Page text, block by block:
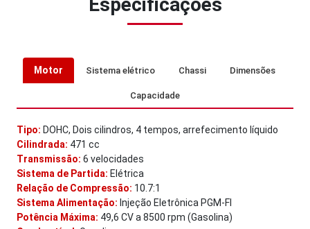
Especificações
Motor Sistema elétrico Chassi Dimensões
Capacidade
Tipo: DOHC, Dois cilindros, 4 tempos, arrefecimento líquido
Cilindrada: 471 cc
Transmissão: 6 velocidades
Sistema de Partida: Elétrica
Relação de Compressão: 10.7:1
Sistema Alimentação: Injeção Eletrônica PGM-FI
Potência Máxima: 49,6 CV a 8500 rpm (Gasolina)